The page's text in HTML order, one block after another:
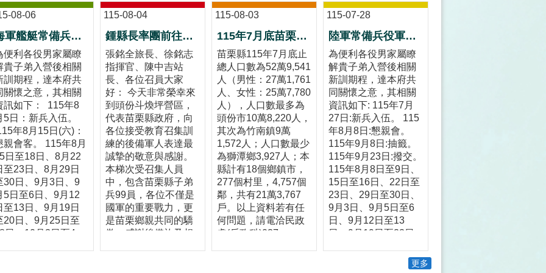
08-06
海軍艦艇常備兵役軍事訓練第087梯次新訓期程
便利各役男家屬瞭
貴子弟入營後相關
訓期程，達本府共
關懷之意，其相關
訊如下： 115年8
5日：新兵入伍。
年8月15日(六)：
親會客。 115年8月
日至18日、8月22
至23日、8月29日
30日、9月3日、9
5日至6日、9月12
至13日、9月19日
20日、9月25日至
日、10月3日至4
115-08-04
鍾縣長率團前往頭份斗煥坪營區 慰勉教召後備軍人並致贈加菜金50萬元
張銘全旅長、徐銘志
指揮官、陳中吉站
長、各位召員大家
好： 今天非常榮幸來
到頭份斗煥坪營區，
代表苗栗縣政府，向
各位接受教育召集訓
練的後備軍人表達最
誠摯的敬意與感謝。
本梯次受召集人員
中，包含苗栗縣子弟
兵99員，各位不僅是
國軍的重要戰力，更
是苗栗鄉親共同的驕
傲。感謝後備旅及相
115-08-03
115年7月底苗栗縣人口數
苗栗縣115年7月底止
總人口數為52萬9,541
人（男性：27萬1,761
人、女性：25萬7,780
人），人口數最多為
頭份市10萬8,220人，
其次為竹南鎮9萬
1,572人；人口數最少
為獅潭鄉3,927人；本
縣計有18個鄉鎮市，
277個村里，4,757個
鄰，共有21萬3,767
戶。以上資料若有任
何問題，請電洽民政
處(戶政科)037-
115-07-28
陸軍常備兵役軍事訓練第0270梯次暨空軍118梯次新訓期程
為便利各役男家屬瞭
解貴子弟入營後相關
新訓期程，達本府共
同關懷之意，其相關
資訊如下: 115年7月
27日:新兵入伍。 115
年8月8日:懇親會。
115年9月8日:抽籤。
115年9月23日:撥交。
115年8月8日至9日、
15日至16日、22日至
23日、29日至30日、
9月3日、9月5日至6
日、9月12日至13
日、9月19日至22日:
更多